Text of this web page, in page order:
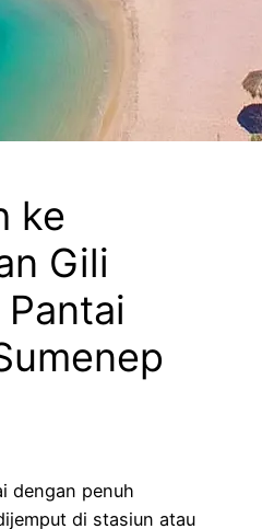
ke
Gili
dengan penuh
di stasiun atau